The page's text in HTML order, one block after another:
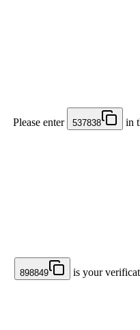
Please enter 537838
in
898849
is your